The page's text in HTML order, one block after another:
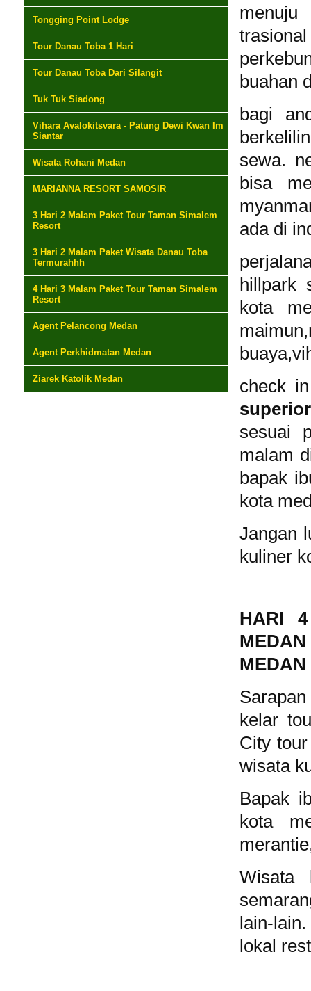
Tongging Point Lodge
Tour Danau Toba 1 Hari
Tour Danau Toba Dari Silangit
Tuk Tuk Siadong
Vihara Avalokitsvara - Patung Dewi Kwan Im
Siantar
Wisata Rohani Medan
MARIANNA RESORT SAMOSIR
3 Hari 2 Malam Paket Tour Taman Simalem
Resort
3 Hari 2 Malam Paket Wisata Danau Toba
Termurahhh
4 Hari 3 Malam Paket Tour Taman Simalem
Resort
Agent Pelancong Medan
Agent Perkhidmatan Medan
Ziarek Katolik Medan
menuju
buahan
bagi
sewa.
bisa
ada di
hillpark
kota
check
sesuai
malam
bapak
kota
Jangan
kuliner
HARI
kelar
City
wisata
Bapak
kota
Wisata
lain-
lokal